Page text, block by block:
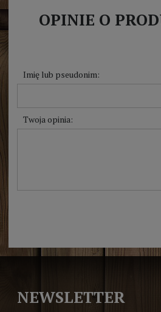
OPINIE O
Imię lub pseudonim:
Twoja opinia:
NEWSLETTER